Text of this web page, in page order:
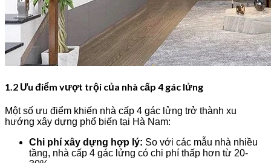
1.2 Ưu điểm vượt trội của nhà cấp 4 gác lửng
Một số ưu điểm khiến nhà cấp 4 gác lửng trở thành xu
hướng xây dựng phổ biến tại Hà Nam:
Chi phí xây dựng hợp lý: So với các mẫu nhà nhiều
tầng, nhà cấp 4 gác lửng có chi phí thấp hơn từ 20-